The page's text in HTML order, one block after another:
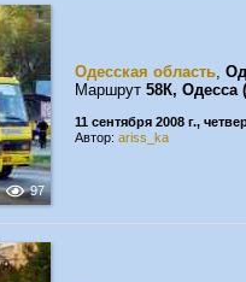
97
Одесская область,
Маршрут 58К, Одесса
11 сентября 2008 г.,
Автор: ariss_ka